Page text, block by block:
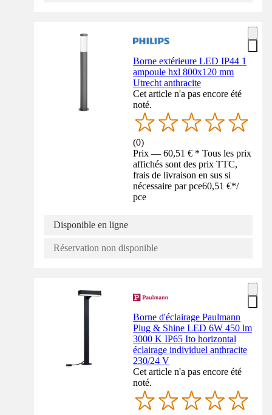
Borne extérieure LED IP44 1
ampoule hxl 800x120 mm
Utrecht anthracite
Cet article n'a pas encore été
noté.
(0)
Prix — 60,51 € * Tous les prix
affichés sont des prix TTC,
frais de livraison en sus si
nécessaire par pce60,51 €*/
pce
Disponible en ligne
Réservation non disponible
Borne d'éclairage Paulmann
Plug & Shine LED 6W 450 lm
3000 K IP65 Ito horizontal
éclairage individuel anthracite
230/24 V
Cet article n'a pas encore été
noté.